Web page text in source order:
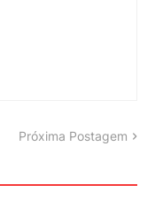
Próxima Postagem